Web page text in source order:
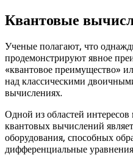
Квантовые
Ученые полагают, что
продемонстрируют явное
«квантовое преимущество»
над классическими
вычислениях.
Одной из областей интересов
квантовых вычислений
оборудования, способных
дифференциальные